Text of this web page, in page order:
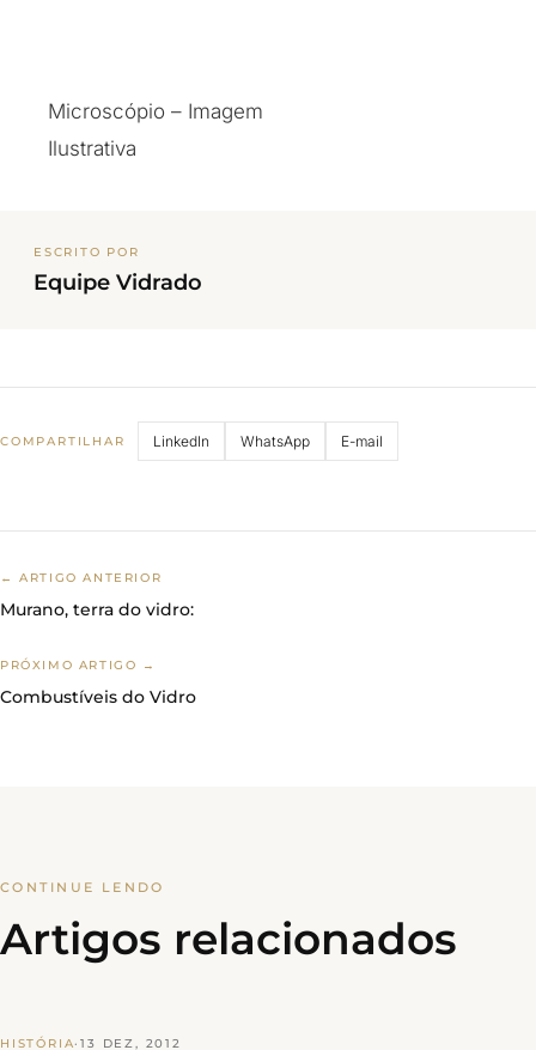
Microscópio – Imagem
Ilustrativa
ESCRITO POR
Equipe Vidrado
COMPARTILHAR LinkedIn WhatsApp E-mail
← ARTIGO ANTERIOR
Murano, terra do vidro:
PRÓXIMO ARTIGO →
Combustíveis do Vidro
CONTINUE LENDO
Artigos relacionados
HISTÓRIA·13 DEZ, 2012